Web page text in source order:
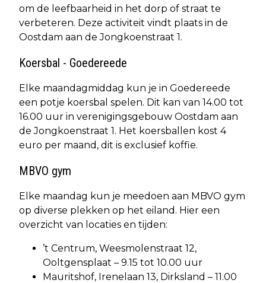
om de leefbaarheid in het dorp of straat te
verbeteren. Deze activiteit vindt plaats in de
Oostdam aan de Jongkoenstraat 1.
Koersbal - Goedereede
Elke maandagmiddag kun je in Goedereede
een potje koersbal spelen. Dit kan van 14.00 tot
16.00 uur in verenigingsgebouw Oostdam aan
de Jongkoenstraat 1. Het koersballen kost 4
euro per maand, dit is exclusief koffie.
MBVO gym
Elke maandag kun je meedoen aan MBVO gym
op diverse plekken op het eiland. Hier een
overzicht van locaties en tijden:
’t Centrum, Weesmolenstraat 12,
Ooltgensplaat – 9.15 tot 10.00 uur
Mauritshof, Irenelaan 13, Dirksland – 11.00